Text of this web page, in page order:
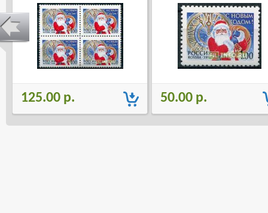
125.00 р. 50.00 р.